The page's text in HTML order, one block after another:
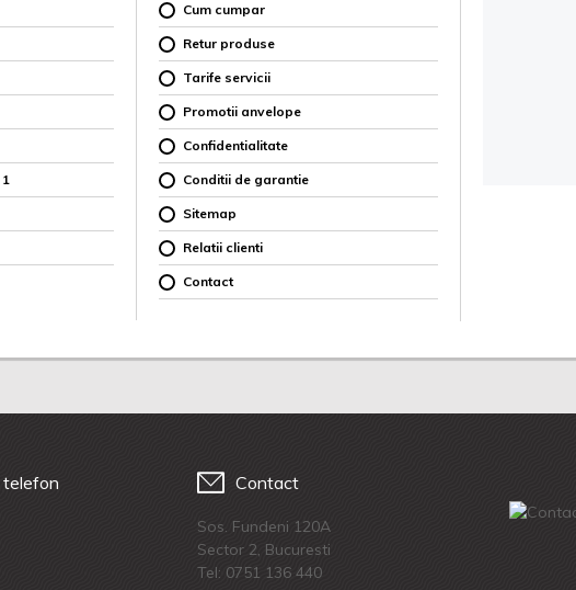
Cum cumpar
Retur produse
Tarife servicii
Promotii anvelope
Confidentialitate
Conditii de garantie
Sitemap
Relatii clienti
Contact
telefon Contact
Sos. Fundeni 120A
Sector 2, Bucuresti
Tel: 0751 136 440